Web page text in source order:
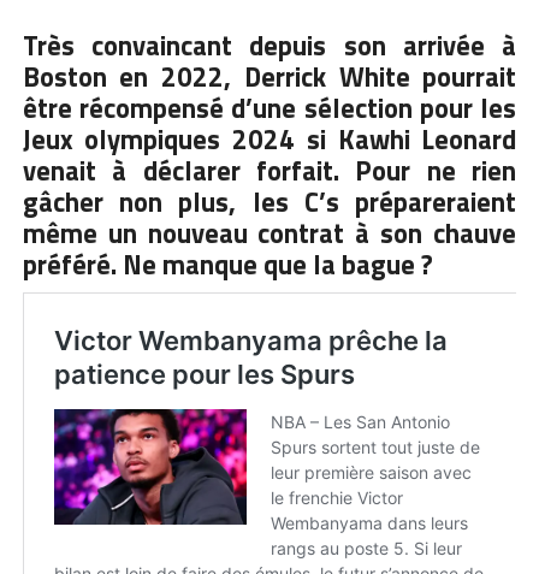
Très convaincant depuis son arrivée à
Boston en 2022, Derrick White pourrait
être récompensé d’une sélection pour les
Jeux olympiques 2024 si Kawhi Leonard
venait à déclarer forfait. Pour ne rien
gâcher non plus, les C’s prépareraient
même un nouveau contrat à son chauve
préféré. Ne manque que la bague ?